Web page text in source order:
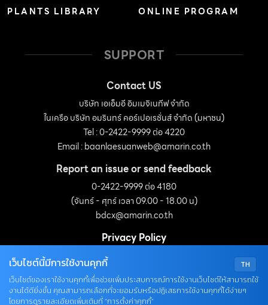
PLANTS LIBRARY
ONLINE PROGRAM
SUPPORT
Contact US
บริษัท เอเอ็มอี อิมเมจิเนทีฟ จำกัด
ในเครือ บริษัท อมรินทร์ คอร์เปอเรชั่นส์ จำกัด (มหาชน)
Tel : 0-2422-9999 ต่อ 4220
Email :baanlaesuanweb@amarin.co.th
Report an issue or send feedback
0-2422-9999 ต่อ 4180
(จันทร์ - ศุกร์ เวลา 09.00 - 18.00 น)
bdcx@amarin.co.th
Privacy Policy
OUR SOCIALS
TH
เว็บไซต์นี้มีการใช้งานคุกกี้
เว็บไซต์ของเราใช้งานคุกกี้เพื่อช่วยเพิ่มประสบการณ์การใช้งานเว็บไซต์ให้สามารถใช้
งานได้ดียิ่งขึ้น คุณสามารถเลือกที่จะยอมรับหรือปฏิเสธการใช้งานคุกกี้ได้ง่ายๆ
โดยการดูรายละเอียดเพิ่มเติมที่ “การตั้งค่าคุกกี้”